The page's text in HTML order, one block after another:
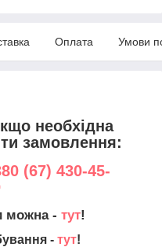
Оплата Умови
необхідна
замовлення:
(67) 430-45-
можна - тут!
- тут!